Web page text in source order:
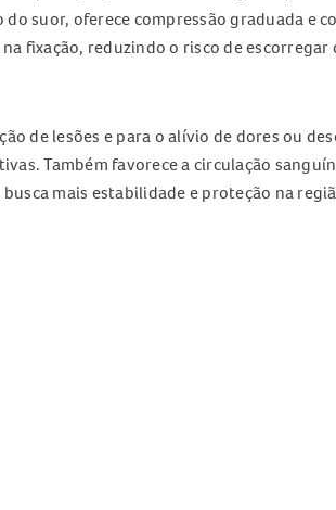
suor, oferece compressão graduada e
fixação, reduzindo o risco de escorregar
de lesões e para o alívio de dores ou
Também favorece a circulação
mais estabilidade e proteção na